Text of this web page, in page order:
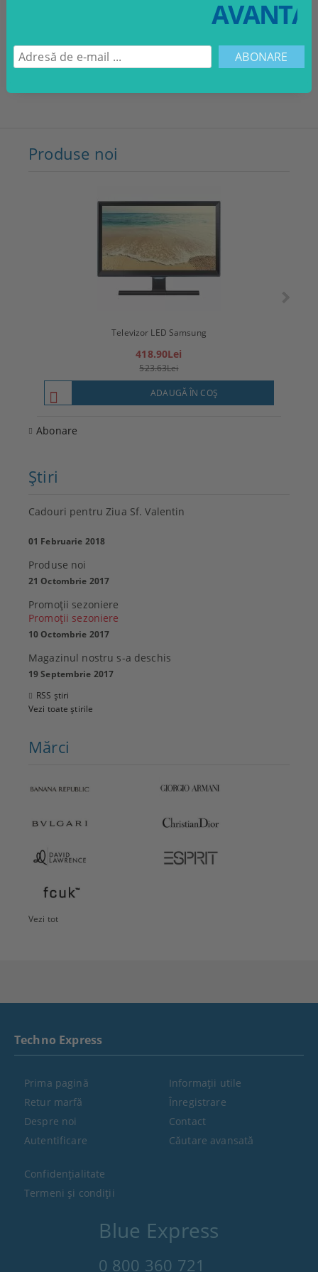
20 Noiembrie 2014 10:22
ürünü satın alan müşterilerin yorumlarına bakmak yeterlidir.
Produse noi
Televizor LED Samsung
418.90Lei
523.63Lei
ADAUGĂ ÎN COŞ
Abonare
Ştiri
Cadouri pentru Ziua Sf. Valentin
01 Februarie 2018
Produse noi
21 Octombrie 2017
Promoţii sezoniere
Promoţii sezoniere
10 Octombrie 2017
Magazinul nostru s-a deschis
19 Septembrie 2017
RSS știri
Vezi toate știrile
Mărci
Vezi tot
Blue Express
0 800 360 721
Techno Express
Prima pagină
Retur marfă
Despre noi
Autentificare
Informaţii utile
Înregistrare
Contact
Căutare avansată
Confidenţialitate
Termeni şi condiţii